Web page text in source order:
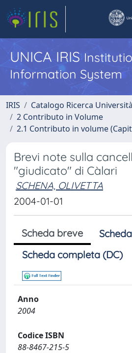
UNICA IRIS
Information System
IRIS
Catalogo Ricerca
2 Contributo in Volume
2.1 Contributo in volume
Brevi note sulla
"giudicato" di Càlari
SCHENA, OLIVETTA
2004-01-01
Scheda breve
Scheda completa (DC)
Anno
2004
Codice ISBN
88-8467-215-5